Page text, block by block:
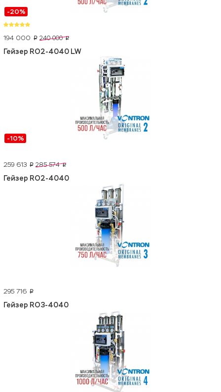
-20%
194 000 p 240 000 p
Гейзер RO2-4040 LW
-10%
259 613 p 285 574 p
Гейзер RO2-4040
295 716 p
Гейзер RO3-4040